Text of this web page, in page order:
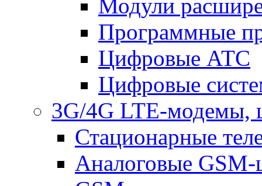
Модули
Программные
Цифровые АТС
Цифровые
3G/4G LTE-модемы,
Стационарные
Аналоговые